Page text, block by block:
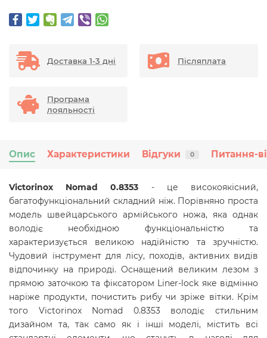
Доставка 1-3 дні Післяплата
Програма
лояльності
Опис Характеристики Відгуки 0 Питання-
Victorinox Nomad 0.8353 - це високоякісний,
багатофункціональний складний ніж. Порівняно проста
модель швейцарського армійського ножа, яка однак
володіє необхідною функціональністю та
характеризується великою надійністю та зручністю.
Чудовий інструмент для лісу, походів, активних видів
відпочинку на природі. Оснащений великим лезом з
прямою заточкою та фіксатором Liner-lock яке відмінно
наріже продукти, почистить рибу чи зріже вітки. Крім
того Victorinox Nomad 0.8353 володіє стильним
дизайном та, так само як і інші моделі, містить всі